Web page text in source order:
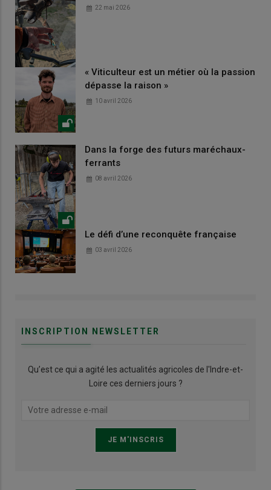
22 mai 2026
« Viticulteur est un métier où la passion
dépasse la raison »
10 avril 2026
Dans la forge des futurs maréchaux-
ferrants
08 avril 2026
Le défi d’une reconquête française
03 avril 2026
INSCRIPTION NEWSLETTER
Qu’est ce qui a agité les actualités agricoles de l'Indre-et-
Loire ces derniers jours ?